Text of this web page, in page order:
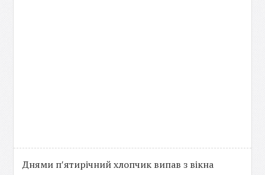
Днями п′ятирічний хлопчик випав з вікна